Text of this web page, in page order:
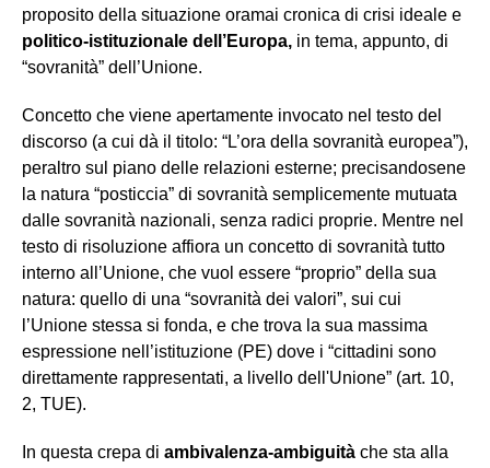
proposito della situazione oramai cronica di crisi ideale e
politico-istituzionale dell’Europa, in tema, appunto, di
“sovranità” dell’Unione.
Concetto che viene apertamente invocato nel testo del
discorso (a cui dà il titolo: “L’ora della sovranità europea”),
peraltro sul piano delle relazioni esterne; precisandosene
la natura “posticcia” di sovranità semplicemente mutuata
dalle sovranità nazionali, senza radici proprie. Mentre nel
testo di risoluzione affiora un concetto di sovranità tutto
interno all’Unione, che vuol essere “proprio” della sua
natura: quello di una “sovranità dei valori”, sui cui
l’Unione stessa si fonda, e che trova la sua massima
espressione nell’istituzione (PE) dove i “cittadini sono
direttamente rappresentati, a livello dell'Unione” (art. 10,
2, TUE).
In questa crepa di ambivalenza-ambiguità che sta alla